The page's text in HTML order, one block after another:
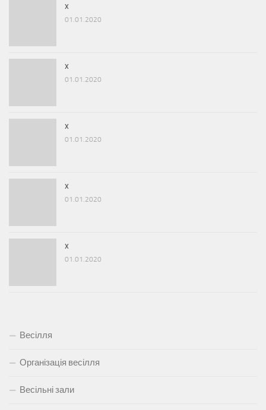
x
01.01.2020
x
01.01.2020
x
01.01.2020
x
01.01.2020
x
01.01.2020
Весілля
Організація весілля
Весільні зали